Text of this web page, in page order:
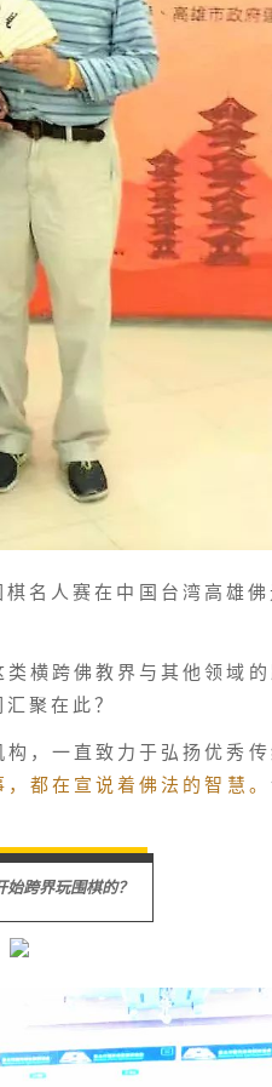
名人赛在中国台湾高雄佛
横跨佛教界与其他领域
聚在此？
，一直致力于弘扬优秀
都在宣说着佛法的智慧。
始跨界玩围棋的？